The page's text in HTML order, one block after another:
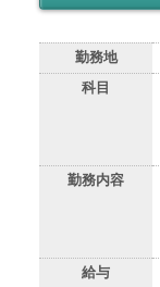
勤務地
科目
勤務内容
給与